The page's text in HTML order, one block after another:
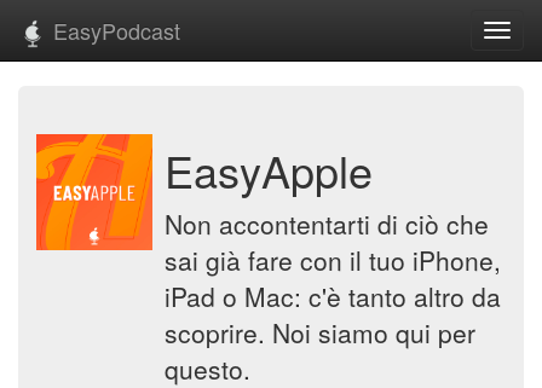
EasyPodcast
EasyApple
Non accontentarti di ciò che
sai già fare con il tuo iPhone,
iPad o Mac: c'è tanto altro da
scoprire. Noi siamo qui per
questo.